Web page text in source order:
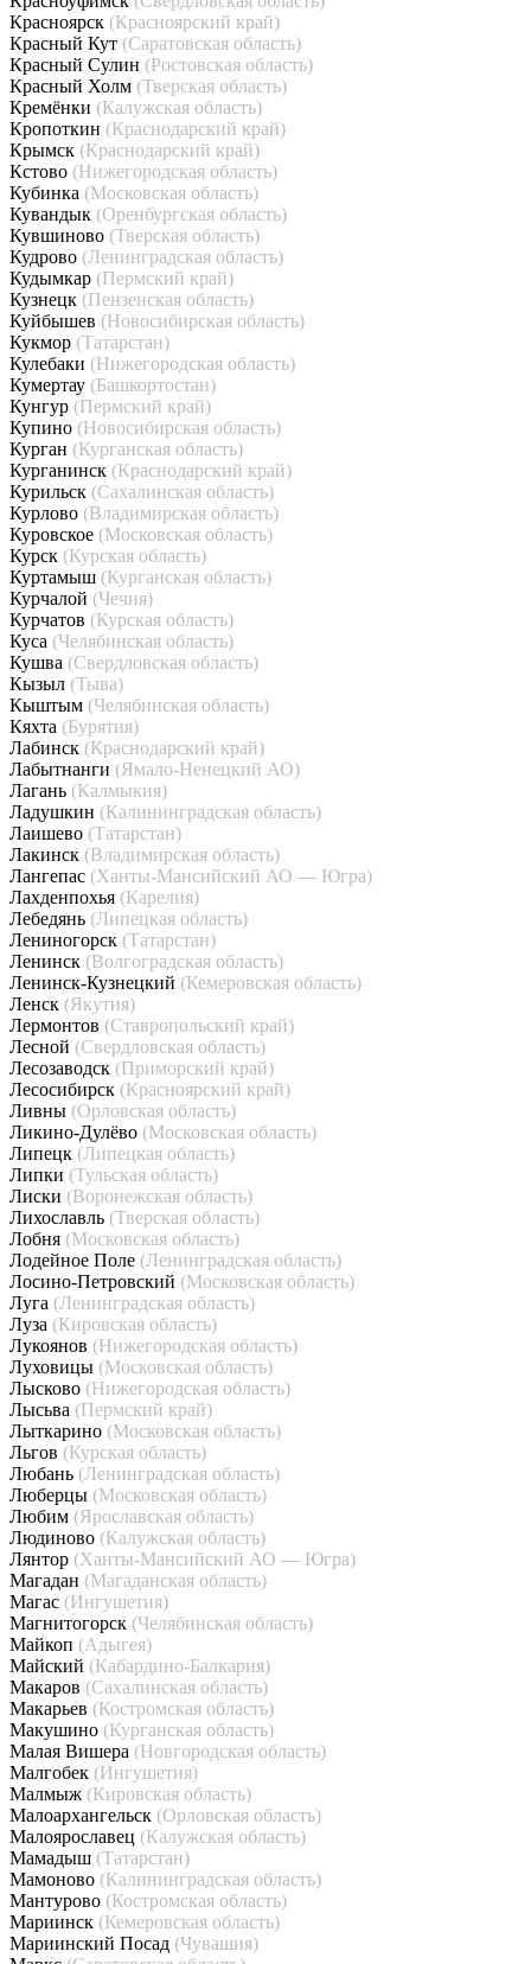
Красноярск (Красноярский край)
Красный Кут (Саратовская область)
Красный Сулин (Ростовская область)
Красный Холм (Тверская область)
Кремёнки (Калужская область)
Кропоткин (Краснодарский край)
Крымск (Краснодарский край)
Кстово (Нижегородская область)
Кубинка (Московская область)
Кувандык (Оренбургская область)
Кувшиново (Тверская область)
Кудрово (Ленинградская область)
Кудымкар (Пермский край)
Кузнецк (Пензенская область)
Куйбышев (Новосибирская область)
Кукмор (Татарстан)
Кулебаки (Нижегородская область)
Кумертау (Башкортостан)
Кунгур (Пермский край)
Купино (Новосибирская область)
Курган (Курганская область)
Курганинск (Краснодарский край)
Курильск (Сахалинская область)
Курлово (Владимирская область)
Куровское (Московская область)
Курск (Курская область)
Куртамыш (Курганская область)
Курчалой (Чечня)
Курчатов (Курская область)
Куса (Челябинская область)
Кушва (Свердловская область)
Кызыл (Тыва)
Кыштым (Челябинская область)
Кяхта (Бурятия)
Лабинск (Краснодарский край)
Лабытнанги (Ямало-Ненецкий АО)
Лагань (Калмыкия)
Ладушкин (Калининградская область)
Лаишево (Татарстан)
Лакинск (Владимирская область)
Лангепас (Ханты-Мансийский АО — Югра)
Лахденпохья (Карелия)
Лебедянь (Липецкая область)
Лениногорск (Татарстан)
Ленинск (Волгоградская область)
Ленинск-Кузнецкий (Кемеровская область)
Ленск (Якутия)
Лермонтов (Ставропольский край)
Лесной (Свердловская область)
Лесозаводск (Приморский край)
Лесосибирск (Красноярский край)
Ливны (Орловская область)
Ликино-Дулёво (Московская область)
Липецк (Липецкая область)
Липки (Тульская область)
Лиски (Воронежская область)
Лихославль (Тверская область)
Лобня (Московская область)
Лодейное Поле (Ленинградская область)
Лосино-Петровский (Московская область)
Луга (Ленинградская область)
Луза (Кировская область)
Лукоянов (Нижегородская область)
Луховицы (Московская область)
Лысково (Нижегородская область)
Лысьва (Пермский край)
Лыткарино (Московская область)
Льгов (Курская область)
Любань (Ленинградская область)
Люберцы (Московская область)
Любим (Ярославская область)
Людиново (Калужская область)
Лянтор (Ханты-Мансийский АО — Югра)
Магадан (Магаданская область)
Магас (Ингушетия)
Магнитогорск (Челябинская область)
Майкоп (Адыгея)
Майский (Кабардино-Балкария)
Макаров (Сахалинская область)
Макарьев (Костромская область)
Макушино (Курганская область)
Малая Вишера (Новгородская область)
Малгобек (Ингушетия)
Малмыж (Кировская область)
Малоархангельск (Орловская область)
Малоярославец (Калужская область)
Мамадыш (Татарстан)
Мамоново (Калининградская область)
Мантурово (Костромская область)
Мариинск (Кемеровская область)
Мариинский Посад (Чувашия)